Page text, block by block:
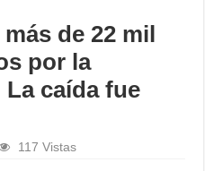
de 22 mil
por la
caída fue
117 Vistas